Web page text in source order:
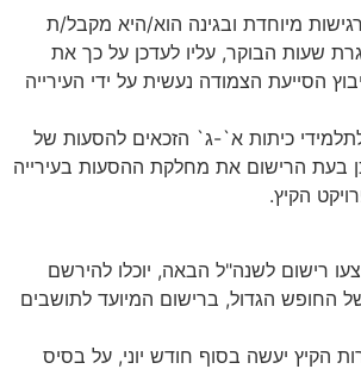
מיוחדת ובגינה הוא/היא מקבל/ת
שעות הבוקר, עליו לעדכן על כך את
הסייעת הצמודה נעשית על ידי העירייה
כיתות א`-ג` הזכאים להסעות של
בעת הרישום את מחלקת ההסעות בעירייה
הקיץ.
רישום לשנה"ל הבאה, יוכלו להירשם
החופש הגדול, ברישום המיועד לתושבים
הקיץ יעשה בסוף חודש יוני, על בסיס